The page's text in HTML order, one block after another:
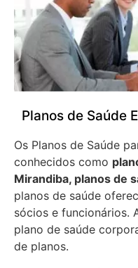
Planos de Saúde
Os Planos de Saúde
conhecidos como
Mirandiba, planos de
planos de saúde
sócios e funcionários.
plano de saúde
de planos.